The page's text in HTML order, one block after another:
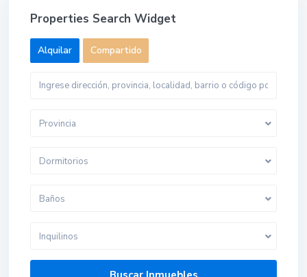
Properties Search Widget
Alquilar Compartido
Provincia
Dormitorios
Baños
Inquilinos